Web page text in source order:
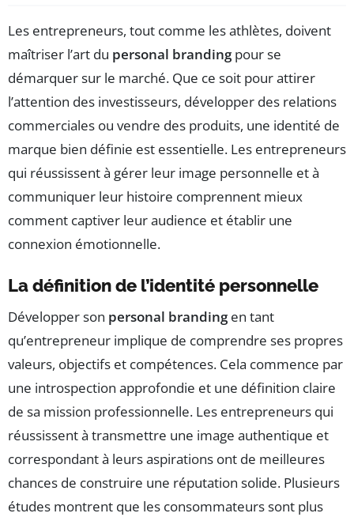
Les entrepreneurs, tout comme les athlètes, doivent
maîtriser l’art du personal brandingpour se
démarquer sur le marché. Que ce soit pour attirer
l’attention des investisseurs, développer des relations
commerciales ou vendre des produits, une identité de
marque bien définie est essentielle. Les entrepreneurs
qui réussissent à gérer leur image personnelle et à
communiquer leur histoire comprennent mieux
comment captiver leur audience et établir une
connexion émotionnelle.
La définition de l’identité personnelle
Développer son personal brandingen tant
qu’entrepreneur implique de comprendre ses propres
valeurs, objectifs et compétences. Cela commence par
une introspection approfondie et une définition claire
de sa mission professionnelle. Les entrepreneurs qui
réussissent à transmettre une image authentique et
correspondant à leurs aspirations ont de meilleures
chances de construire une réputation solide. Plusieurs
études montrent que les consommateurs sont plus